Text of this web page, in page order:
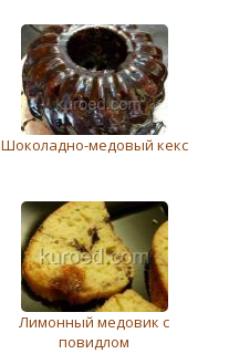
Шоколаднo-медовый кекс
Лимонный медовик с
повидлом